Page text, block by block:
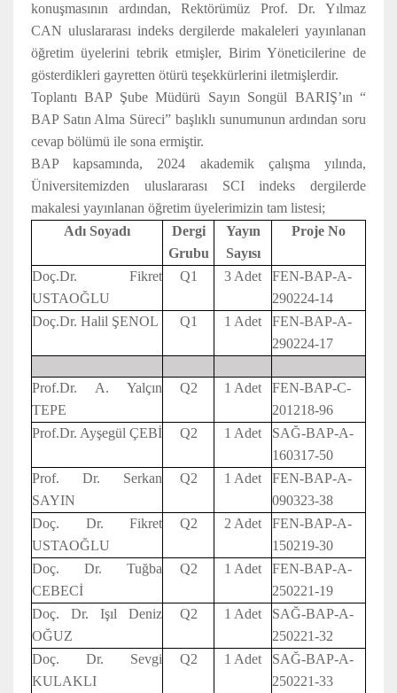
konuşmasının ardından, Rektörümüz Prof. Dr. Yılmaz
CAN uluslararası indeks dergilerde makaleleri yayınlanan
öğretim üyelerini tebrik etmişler, Birim Yöneticilerine de
gösterdikleri gayretten ötürü teşekkürlerini iletmişlerdir.
Toplantı BAP Şube Müdürü Sayın Songül BARIŞ’ın “
BAP Satın Alma Süreci” başlıklı sunumunun ardından soru
cevap bölümü ile sona ermiştir.
BAP kapsamında, 2024 akademik çalışma yılında,
Üniversitemizden uluslararası SCI indeks dergilerde
makalesi yayınlanan öğretim üyelerimizin tam listesi;
Adı Soyadı
Dergi
Grubu
Yayın
Sayısı
Proje No
Doç.Dr. Fikret
USTAOĞLU
Q1 3 Adet
FEN-BAP-A-
290224-14
Doç.Dr. Halil ŞENOL
Q1 1 Adet
FEN-BAP-A-
290224-17
Prof.Dr. A. Yalçın
TEPE
Q2 1 Adet
FEN-BAP-C-
201218-96
Prof.Dr. Ayşegül ÇEBİ
Q2 1 Adet
SAĞ-BAP-A-
160317-50
Prof. Dr. Serkan
SAYIN
Q2 1 Adet
FEN-BAP-A-
090323-38
Doç. Dr. Fikret
USTAOĞLU
Q2 2 Adet
FEN-BAP-A-
150219-30
Doç. Dr. Tuğba
CEBECİ
Q2 1 Adet
FEN-BAP-A-
250221-19
Doç. Dr. Işıl Deniz
OĞUZ
Q2 1 Adet
SAĞ-BAP-A-
250221-32
Doç. Dr. Sevgi
KULAKLI
Q2 1 Adet
SAĞ-BAP-A-
250221-33